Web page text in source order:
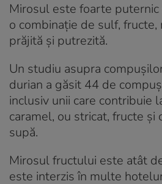
Mirosul este foarte puternic
o combinație de sulf, fructe,
prăjită și putrezită.
Un studiu asupra
durian a găsit 44 de
inclusiv unii care contribuie
caramel, ou stricat, fructe și
supă.
Mirosul fructului este atât
este interzis în multe